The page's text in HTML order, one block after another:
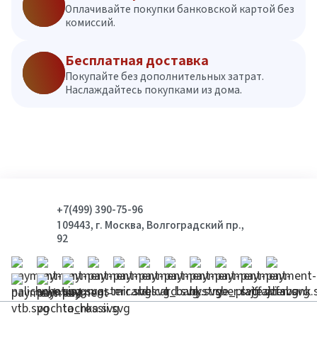
Оплачивайте покупки банковской картой без
комиссий.
Бесплатная доставка
Покупайте без дополнительных затрат.
Наслаждайтесь покупками из дома.
+7(499) 390-75-96
109443, г. Москва, Волгоградский пр.,
92